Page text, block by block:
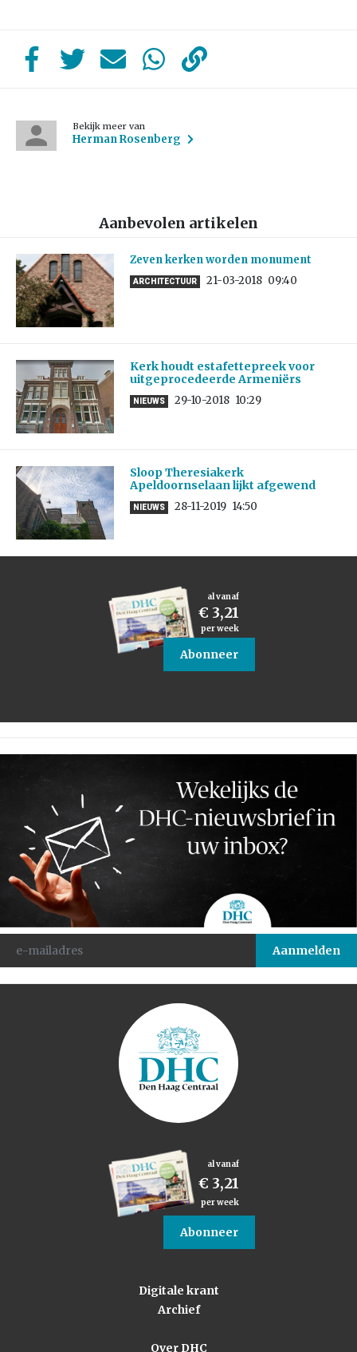
Bekijk meer van
Herman Rosenberg
Aanbevolen artikelen
Zeven kerken worden monument
ARCHITECTUUR 21-03-2018 09:40
Kerk houdt estafettepreek voor
uitgeprocedeerde Armeniërs
NIEUWS 29-10-2018 10:29
Sloop Theresiakerk
Apeldoornselaan lijkt afgewend
NIEUWS 28-11-2019 14:50
al vanaf
€ 3,21
per week
Abonneer
al vanaf
€ 3,21
per week
Abonneer
Digitale krant
Archief
Over DHC